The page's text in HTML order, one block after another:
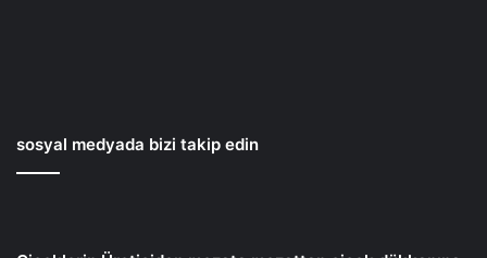
sosyal medyada bizi takip edin